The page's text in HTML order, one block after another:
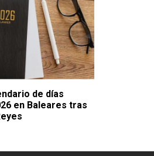
de días
en Baleares tras